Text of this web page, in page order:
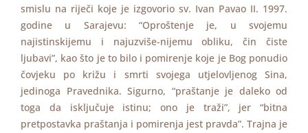
smislu na riječi koje je izgovorio sv. Ivan Pavao II. 1997.
godine u Sarajevu: “Oproštenje je, u svojemu
najistinskijemu i najuzviše-nijemu obliku, čin čiste
ljubavi”, kao što je to bilo i pomirenje koje je Bog ponudio
čovjeku po križu i smrti svojega utjelovljenog Sina,
jedinoga Pravednika. Sigurno, “praštanje je daleko od
toga da isključuje istinu; ono je traži”, jer “bitna
pretpostavka praštanja i pomirenja jest pravda”. Trajna je